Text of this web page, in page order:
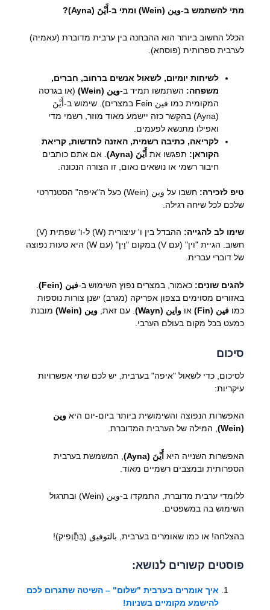
מתי להשתמש ב-وين (Wein) ומתי ב-أَيْنَ (Ayna)?
הכלל החשוב ביותר הוא ההבחנה בין ערבית מדוברת (עאמיה)
לערבית ספרותית (פוסחא).
לשיחות יומיום, לשאול אנשים ברחוב, חברים,
משפחה: השתמשו תמיד ב-وين (Wein)
(או בגרסה
המקומית כמו فين Fein במצרים). שימוש ב-أَيْنَ
(Ayna) בהקשר כזה יישמע מאוד מוזר, רשמי מדי
ואפילו מתנשא לפעמים.
לקריאה, כתיבה רשמית, האזנה לחדשות, קריאת
הקוראן: תפגשו את أَيْنَ (Ayna)
. אם אתם כותבים
חיבור רשמי או נושאים נאום, זו הצורה הנכונה.
טיפ לזכירה:
חשבו על وين (Wein) כעל ה"איפה" הסטנדרטי
שלכם לכל שיחה רגילה.
שימו לב להגייה:
ההבדל בין ו' עיצורית (W) ל-ו' שפתית (V)
חשוב. הגיית "וין" (עם V) במקום "וֵין" (עם W) היא טעות נפוצה
של דוברי עברית.
להגים שונים: כאמור, במצרים נפוץ השימוש ב-فين (Fein)
.
באזורים מסוימים בצפון אפריקה (מגרב) ישנן צורות נוספות
כמו فين (Fin) או واين (Wayn) . עם זאת, وين (Wein)
מובנת
כמעט בכל מקום בעולם הערבי.
סיכום
לסיכום, כדי לשאול "איפה" בערבית, יש לכם שתי אפשרויות
עיקריות:
האפשרות הנפוצה והשימושית ביותר ביום-יום היא وين
(Wein)
, המילה של הערבית המדוברת.
האפשרות השנייה היא أَيْنَ (Ayna)
, המשמשת בערבית
הספרותית ובמצבים רשמיים מאוד.
ללומדי ערבית מדוברת, התמקדו ב-وين (Wein) ובתרגול
השימוש בה במשפטים.
בהצלחה! או כמו שאומרים בערבית, بالتوفيق (בִּתַّוְפִיק)!
פוסטים קשורים לנושא:
איך אומרים בערבית "שלום" – השיטה שתגרום לכם
להישמע מקומיים בשניות!